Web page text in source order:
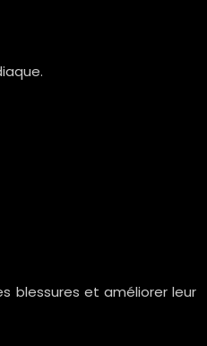
blessures et améliorer leur